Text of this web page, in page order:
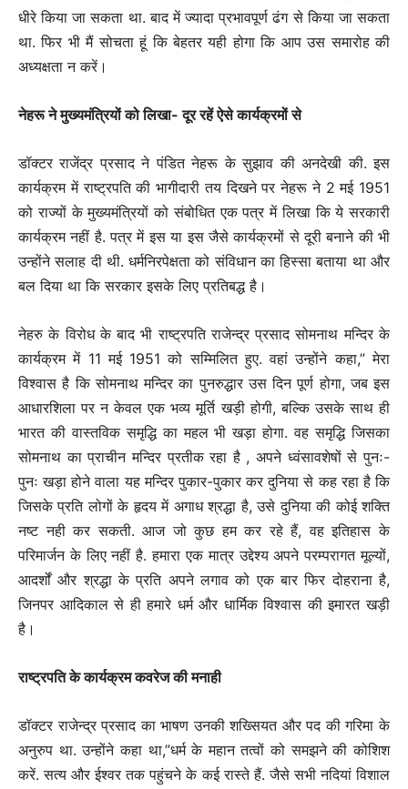
धीरे किया जा सकता था. बाद में ज्यादा प्रभावपूर्ण ढंग से किया जा सकता
था. फिर भी मैं सोचता हूं कि बेहतर यही होगा कि आप उस समारोह की
अध्यक्षता न करें।
नेहरू ने मुख्यमंत्रियों को लिखा- दूर रहें ऐसे कार्यक्रमों से
डॉक्टर राजेंद्र प्रसाद ने पंडित नेहरू के सुझाव की अनदेखी की. इस
कार्यक्रम में राष्ट्रपति की भागीदारी तय दिखने पर नेहरू ने 2 मई 1951
को राज्यों के मुख्यमंत्रियों को संबोधित एक पत्र में लिखा कि ये सरकारी
कार्यक्रम नहीं है. पत्र में इस या इस जैसे कार्यक्रमों से दूरी बनाने की भी
उन्होंने सलाह दी थी. धर्मनिरपेक्षता को संविधान का हिस्सा बताया था और
बल दिया था कि सरकार इसके लिए प्रतिबद्ध है।
नेहरु के विरोध के बाद भी राष्ट्रपति राजेन्द्र प्रसाद सोमनाथ मन्दिर के
कार्यक्रम में 11 मई 1951 को सम्मिलित हुए. वहां उन्होंने कहा,” मेरा
विश्वास है कि सोमनाथ मन्दिर का पुनरुद्धार उस दिन पूर्ण होगा, जब इस
आधारशिला पर न केवल एक भव्य मूर्ति खड़ी होगी, बल्कि उसके साथ ही
भारत की वास्तविक समृद्धि का महल भी खड़ा होगा. वह समृद्धि जिसका
सोमनाथ का प्राचीन मन्दिर प्रतीक रहा है , अपने ध्वंसावशेषों से पुनः-
पुनः खड़ा होने वाला यह मन्दिर पुकार-पुकार कर दुनिया से कह रहा है कि
जिसके प्रति लोगों के हृदय में अगाध श्रद्धा है, उसे दुनिया की कोई शक्ति
नष्ट नही कर सकती. आज जो कुछ हम कर रहे हैं, वह इतिहास के
परिमार्जन के लिए नहीं है. हमारा एक मात्र उद्देश्य अपने परम्परागत मूल्यों,
आदर्शों और श्रद्धा के प्रति अपने लगाव को एक बार फिर दोहराना है,
जिनपर आदिकाल से ही हमारे धर्म और धार्मिक विश्वास की इमारत खड़ी
है।
राष्ट्रपति के कार्यक्रम कवरेज की मनाही
डॉक्टर राजेन्द्र प्रसाद का भाषण उनकी शख्सियत और पद की गरिमा के
अनुरुप था. उन्होंने कहा था,”धर्म के महान तत्वों को समझने की कोशिश
करें. सत्य और ईश्वर तक पहुंचने के कई रास्ते हैं. जैसे सभी नदियां विशाल